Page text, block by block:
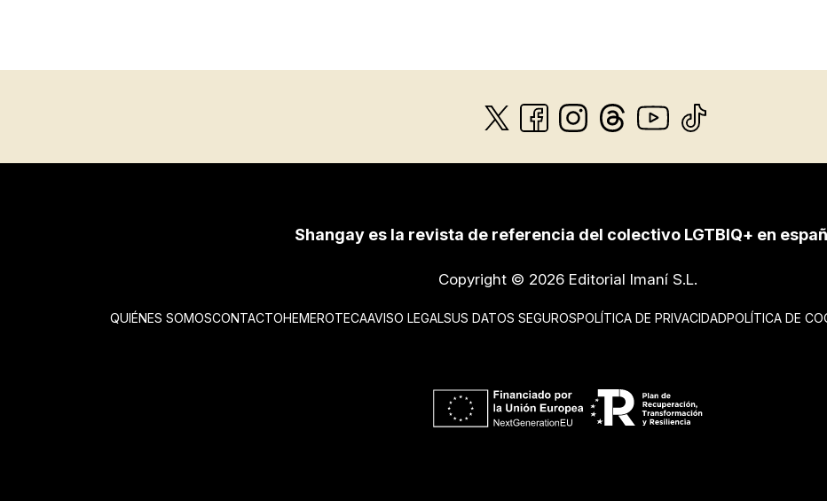
Shangay es la revista de referencia del colectivo LGTBIQ+ en
Copyright © 2026 Editorial Imaní S.L.
QUIÉNES SOMOSCONTACTOHEMEROTECAAVISO LEGALSUS DATOS SEGUROSPOLÍTICA DE PRIVACIDADPOLÍTICA DE